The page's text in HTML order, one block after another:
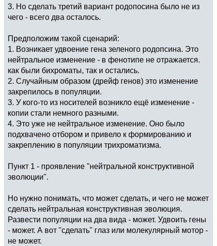
3. Но сделать третий вариант родопосина было не из
чего - всего два осталось.
Предположим такой сценарий:
1. Возникает удвоение гена зеленого родопсина. Это
нейтральное изменение - в фенотипе не отражается.
как были бихроматы, так и остались.
2. Случайным образом (дрейф генов) это изменение
закрепилось в популяции.
3. У кого-то из носителей возникло ещё изменение -
копии стали немного разными.
4. Это уже не нейтральное изменение. Оно было
подхвачено отбором и привело к формированию и
закреплению в популяции трихроматизма.
Пункт 1 - проявление "нейтральной конструктивной
эволюции".
Но нужно понимать, что может сделать, и чего не может
сделать нейтральная конструктивная эволюция.
Развести популяции на два вида - может. Удвоить гены
- может. А вот "сделать" глаз или молекулярный мотор -
не может.